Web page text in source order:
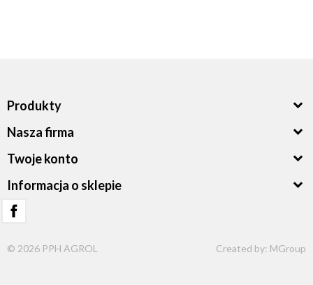
Produkty
Nasza firma
Twoje konto
Informacja o sklepie
© 2026 PPH AGROL Created by: MGroup